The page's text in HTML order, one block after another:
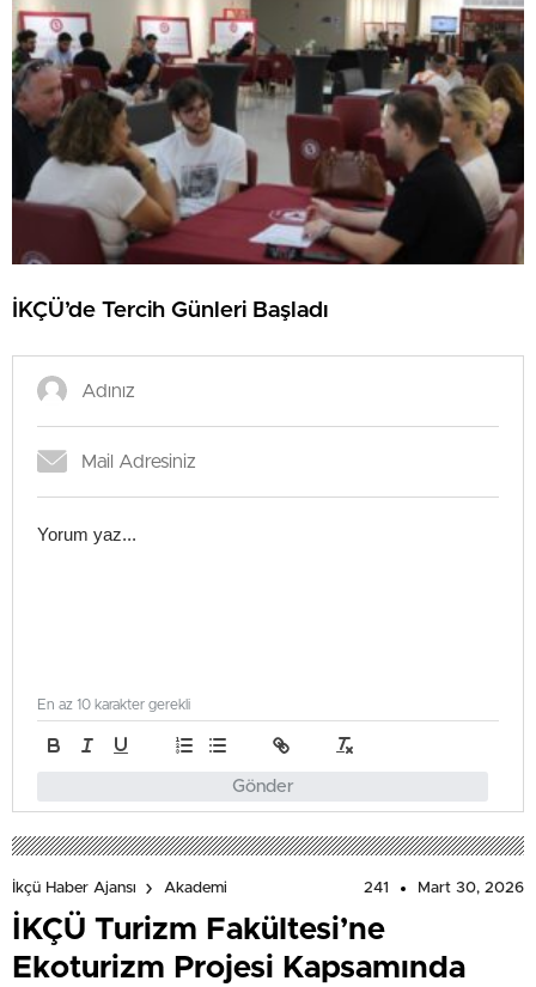
İKÇÜ’de Tercih Günleri Başladı
Gönder
En az 10 karakter gerekli
İkçü Haber Ajansı Akademi 241 Mart 30, 2026
İKÇÜ Turizm Fakültesi’ne
Ekoturizm Projesi Kapsamında